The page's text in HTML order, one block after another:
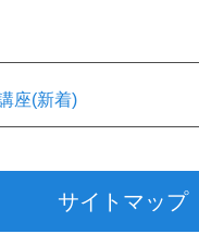
座(新着)
サイトマップ